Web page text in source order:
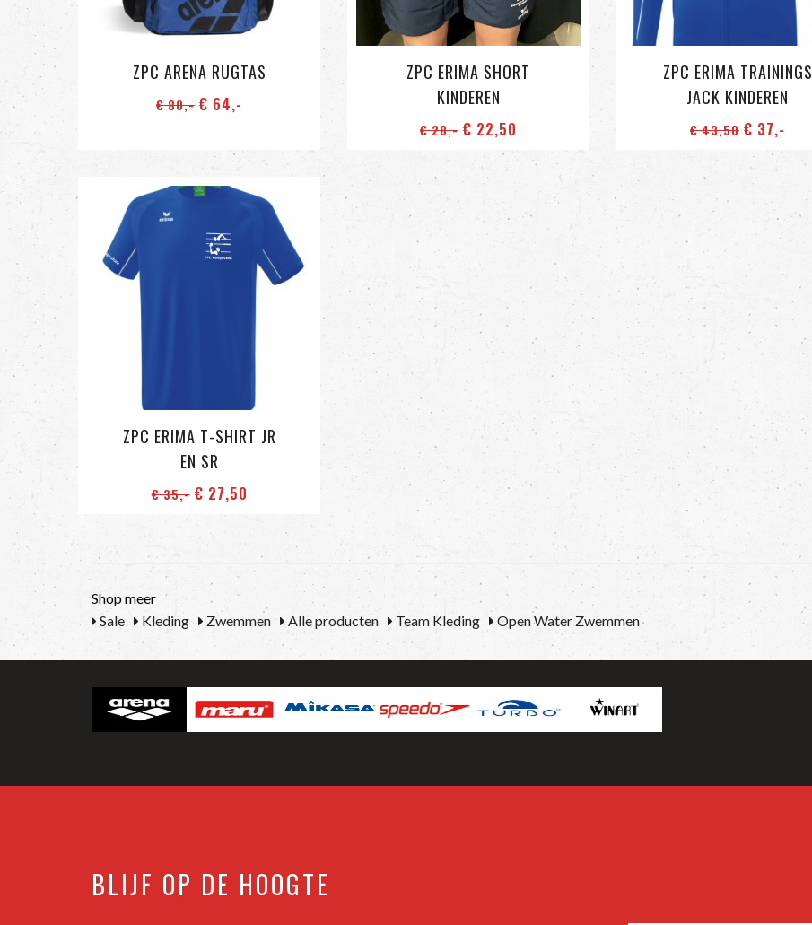
ZPC ARENA RUGTAS
€ 80,- € 64,-
ZPC ERIMA SHORT
KINDEREN
€ 28,- € 22,50
ZPC ERIMA TRAININGS
JACK KINDEREN
€ 43,50 € 37,-
ZPC ERIMA T-SHIRT JR
EN SR
€ 35,-€ 27,50
Shop meer
Sale
Kleding Zwemmen Alle producten Team Kleding Open Water Zwemmen
BLIJF OP DE HOOGTE